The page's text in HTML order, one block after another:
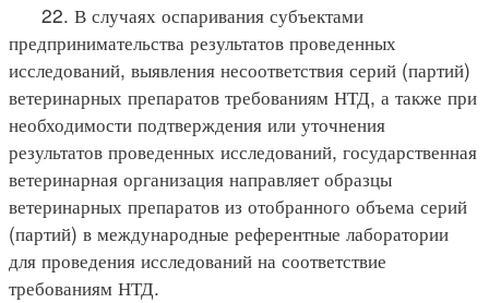
22. В случаях оспаривания субъектами
предпринимательства результатов проведенных
исследований, выявления несоответствия серий (партий)
ветеринарных препаратов требованиям НТД, а также при
необходимости подтверждения или уточнения
результатов проведенных исследований, государственная
ветеринарная организация направляет образцы
ветеринарных препаратов из отобранного объема серий
(партий) в международные референтные лаборатории
для проведения исследований на соответствие
требованиям НТД.